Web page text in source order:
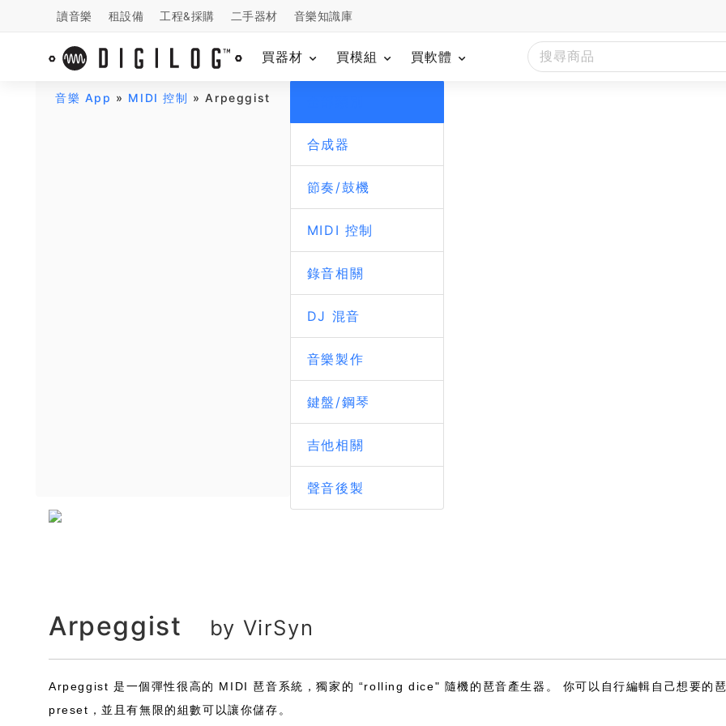
讀音樂 租設備 工程&採購 二手器材 音樂知識庫
買器材 買模組 買軟體
音樂 App » MIDI 控制 » Arpeggist
合成器
節奏/鼓機
MIDI 控制
錄音相關
DJ 混音
音樂製作
鍵盤/鋼琴
吉他相關
聲音後製
Arpeggist by VirSyn
Arpeggist 是一個彈性很高的 MIDI 琶音系統，獨家的 “rolling dice" 隨機的琶音產生器。 你可以自行編輯自己想要的
preset，並且有無限的組數可以讓你儲存。